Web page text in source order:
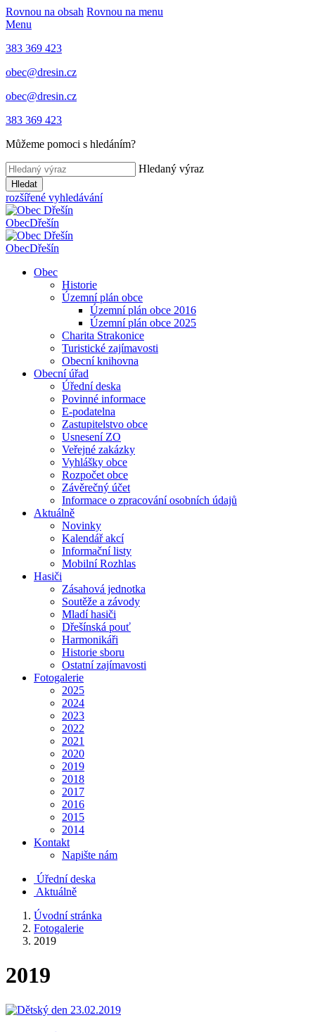
Rovnou na obsah Rovnou na menu
Menu
383 369 423
obec@dresin.cz
obec@dresin.cz
383 369 423
Můžeme pomoci s hledáním?
Hledaný výraz
Hledat
rozšířené vyhledávání
ObecDřešín
ObecDřešín
Obec
Historie
Územní plán obce
Územní plán obce 2016
Územní plán obce 2025
Charita Strakonice
Turistické zajímavosti
Obecní knihovna
Obecní úřad
Úřední deska
Povinné informace
E-podatelna
Zastupitelstvo obce
Usnesení ZO
Veřejné zakázky
Vyhlášky obce
Rozpočet obce
Závěrečný účet
Informace o zpracování osobních údajů
Aktuálně
Novinky
Kalendář akcí
Informační listy
Mobilní Rozhlas
Hasiči
Zásahová jednotka
Soutěže a závody
Mladí hasiči
Dřešínská pouť
Harmonikáři
Historie sboru
Ostatní zajímavosti
Fotogalerie
2025
2024
2023
2022
2021
2020
2019
2018
2017
2016
2015
2014
Kontakt
Napište nám
Úřední deska
Aktuálně
Úvodní stránka
Fotogalerie
2019
2019